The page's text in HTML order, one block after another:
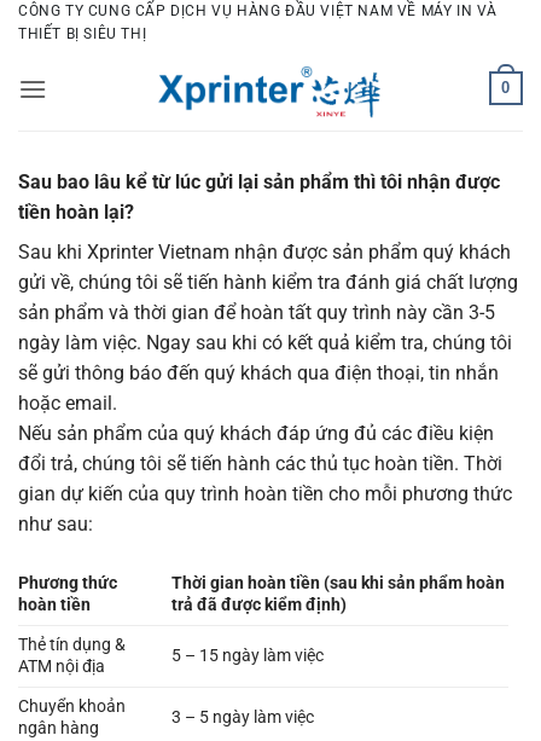
Bỏ
qua
dung
CÔNG TY CUNG CẤP DỊCH VỤ HÀNG ĐẦU VIỆT NAM VỀ MÁY IN VÀ
THIẾT BỊ SIÊU THỊ
0
Sau bao lâu kể từ lúc gửi lại sản phẩm thì tôi nhận được
tiền hoàn lại?
Sau khi Xprinter Vietnam nhận được sản phẩm quý khách
gửi về, chúng tôi sẽ tiến hành kiểm tra đánh giá chất lượng
sản phẩm và thời gian để hoàn tất quy trình này cần 3-5
ngày làm việc. Ngay sau khi có kết quả kiểm tra, chúng tôi
sẽ gửi thông báo đến quý khách qua điện thoại, tin nhắn
hoặc email.
Nếu sản phẩm của quý khách đáp ứng đủ các điều kiện
đổi trả, chúng tôi sẽ tiến hành các thủ tục hoàn tiền. Thời
gian dự kiến của quy trình hoàn tiền cho mỗi phương thức
như sau:
Phương thức
hoàn tiền
Thời gian hoàn tiền (sau khi sản phẩm hoàn
trả đã được kiểm định)
Thẻ tín dụng &
ATM nội địa
5 – 15 ngày làm việc
Chuyển khoản
ngân hàng
3 – 5 ngày làm việc